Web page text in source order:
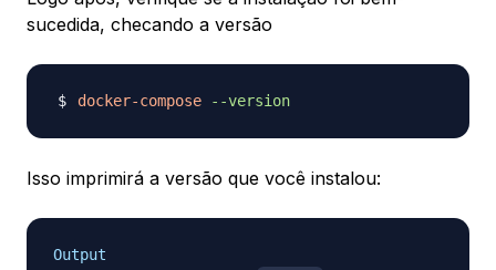
sucedida, checando a versão
docker-compose --version
Isso imprimirá a versão que você instalou:
Output